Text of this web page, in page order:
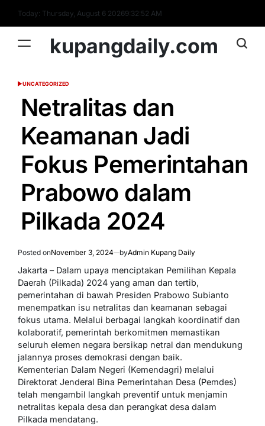
content
Today: Thursday, August 6 20269:32:53 AM
kupangdaily.com
POSTED
UNCATEGORIZED
Netralitas dan
Keamanan Jadi
Fokus Pemerintahan
Prabowo dalam
Pilkada 2024
Posted onNovember 3, 2024 byAdmin Kupang Daily
Jakarta – Dalam upaya menciptakan Pemilihan Kepala
Daerah (Pilkada) 2024 yang aman dan tertib,
pemerintahan di bawah Presiden Prabowo Subianto
menempatkan isu netralitas dan keamanan sebagai
fokus utama. Melalui berbagai langkah koordinatif dan
kolaboratif, pemerintah berkomitmen memastikan
seluruh elemen negara bersikap netral dan mendukung
jalannya proses demokrasi dengan baik.
Kementerian Dalam Negeri (Kemendagri) melalui
Direktorat Jenderal Bina Pemerintahan Desa (Pemdes)
telah mengambil langkah preventif untuk menjamin
netralitas kepala desa dan perangkat desa dalam
Pilkada mendatang.